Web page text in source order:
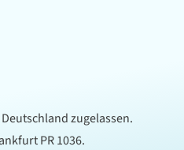
zugelassen.
PR 1036.